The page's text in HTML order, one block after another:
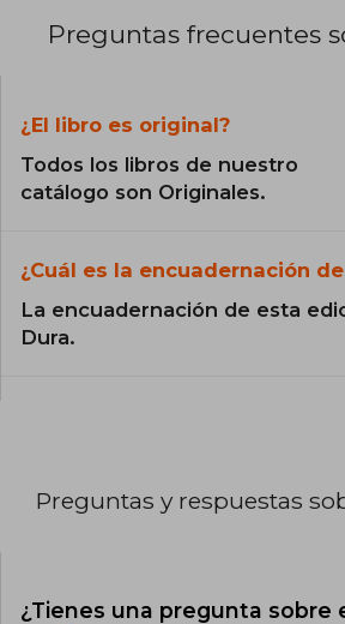
Preguntas frecuentes
¿El libro es original?
Todos los libros de nuestro
catálogo son Originales.
¿Cuál es la encuadernación
La encuadernación de esta
Dura.
Preguntas y respuestas
¿Tienes una pregunta sobre